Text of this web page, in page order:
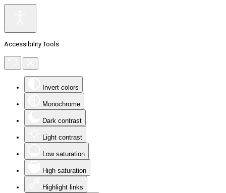
Accessibility Tools
Invert colors
Monochrome
Dark contrast
Light contrast
Low saturation
High saturation
Highlight links